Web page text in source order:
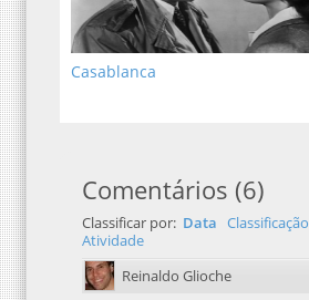
Casablanca
Comentários (6)
Classificar por: Data Classificação
Atividade
Reinaldo Glioche